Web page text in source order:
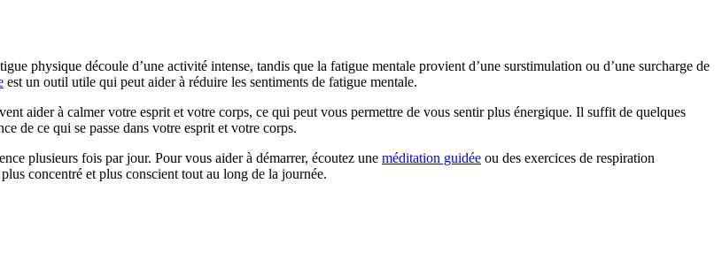
physique découle d’une activité intense, tandis que la fatigue mentale provient d’une surstimulation ou d’une surcharge de
est un outil utile qui peut aider à réduire les sentiments de fatigue mentale.
aider à calmer votre esprit et votre corps, ce qui peut vous permettre de vous sentir plus énergique. Il suffit de quelques
de ce qui se passe dans votre esprit et votre corps.
plusieurs fois par jour. Pour vous aider à démarrer, écoutez une méditation guidée ou des exercices de respiration
concentré et plus conscient tout au long de la journée.